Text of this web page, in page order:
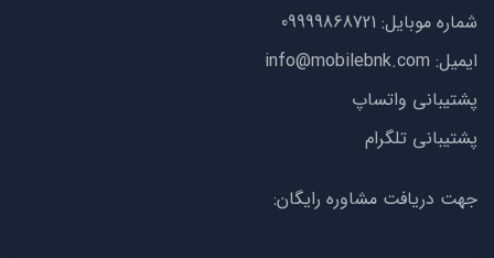
شماره موبایل: 09999868721
ایمیل: info@mobilebnk.com
پشتیبانی واتساپ
پشتیبانی تلگرام
جهت دریافت مشاوره رایگان: